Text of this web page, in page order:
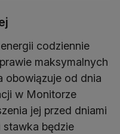
codziennie
maksymalnych
obowiązuje od dnia
w Monitorze
jej przed dniami
będzie